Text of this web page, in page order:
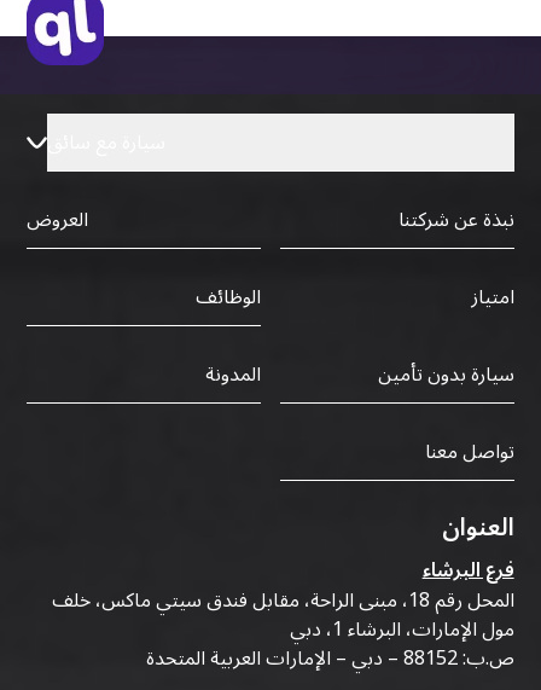
نبذة عن شركتنا
العروض
امتياز
الوظائف
سيارة بدون تأمين
المدونة
تواصل معنا
العنوان
فرع البرشاء
المحل رقم 18، مبنى الراحة، مقابل فندق سيتي ماكس، خلف
مول الإمارات، البرشاء 1، دبي
ص.ب: 88152 – دبي – الإمارات العربية المتحدة